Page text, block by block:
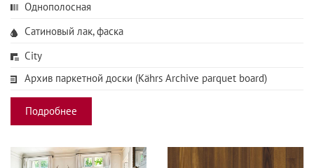
Однополосная
Сатиновый лак, фаска
City
Архив паркетной доски (Kährs Archive parquet board)
Подробнее